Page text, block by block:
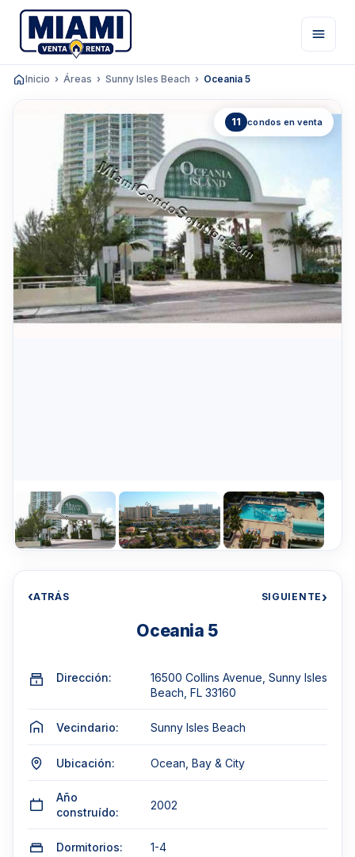
Inicio Áreas Sunny Isles Beach Oceania 5
11 condos en venta
‹ATRÁS SIGUIENTE›
Oceania 5
Dirección:
16500 Collins Avenue, Sunny Isles
Beach, FL 33160
Vecindario: Sunny Isles Beach
Ubicación: Ocean, Bay & City
Año
construído:
2002
Dormitorios: 1-4